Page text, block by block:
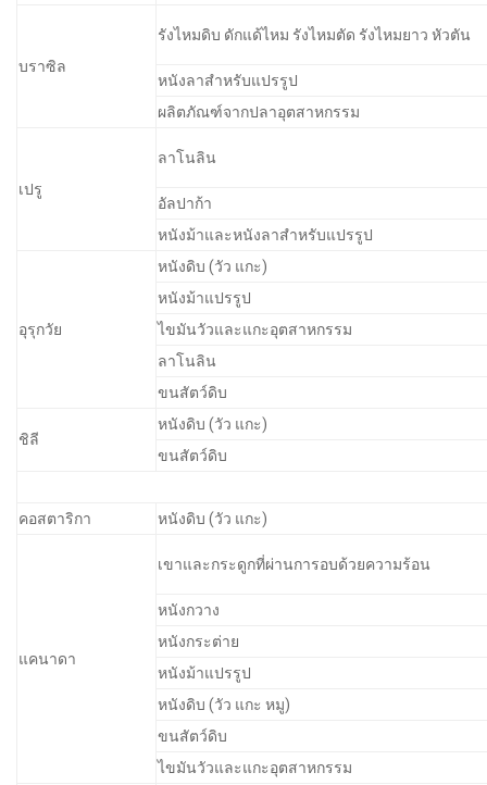
บราซิล
รังไหมดิบ ดักแด้ไหม รังไหมตัด รังไหมยาว หัวตัน
หนังลาสำหรับแปรรูป
ผลิตภัณฑ์จากปลาอุตสาหกรรม
เปรู
ลาโนลิน
อัลปาก้า
หนังม้าและหนังลาสำหรับแปรรูป
อุรุกวัย
หนังดิบ (วัว แกะ)
หนังม้าแปรรูป
ไขมันวัวและแกะอุตสาหกรรม
ลาโนลิน
ขนสัตว์ดิบ
ชิลี
หนังดิบ (วัว แกะ)
ขนสัตว์ดิบ
คอสตาริกา หนังดิบ (วัว แกะ)
แคนาดา
เขาและกระดูกที่ผ่านการอบด้วยความร้อน
หนังกวาง
หนังกระต่าย
หนังม้าแปรรูป
หนังดิบ (วัว แกะ หมู)
ขนสัตว์ดิบ
ไขมันวัวและแกะอุตสาหกรรม